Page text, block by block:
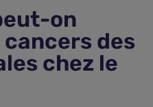
on
des
chez le